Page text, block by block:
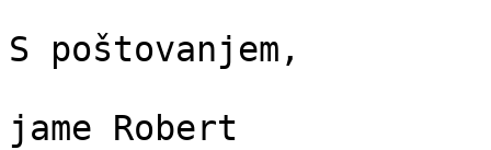
S poštovanjem,
jame Robert